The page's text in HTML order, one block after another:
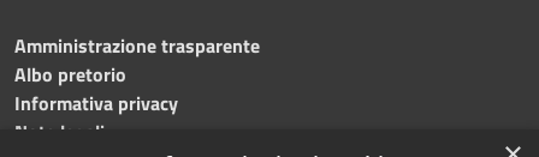
Amministrazione trasparente
Albo pretorio
Informativa privacy
Note legali